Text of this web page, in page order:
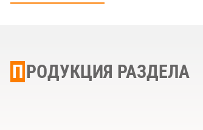
ПРОДУКЦИЯ РАЗДЕЛА